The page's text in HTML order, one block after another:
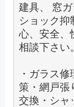
建具、 窓
ショック抑
心、安全、
相談下さい。
・ガラス
策・網戸張
交換・シャ